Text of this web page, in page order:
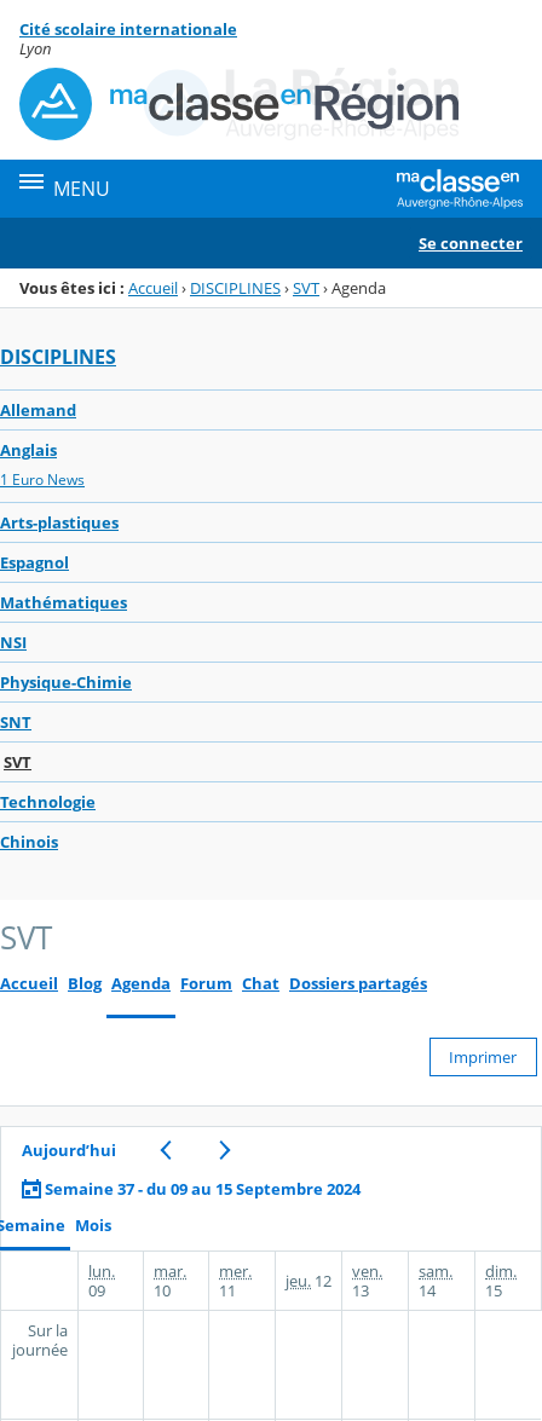
Menu de la rubrique
Contenu
Cité scolaire internationale
Lyon
MENU
Se connecter
Vous êtes ici : Accueil› DISCIPLINES›SVT›Agenda
DISCIPLINES
Allemand
Anglais
1 Euro News
Arts-plastiques
Espagnol
Mathématiques
NSI
Physique-Chimie
SNT
SVT
Technologie
Chinois
SVT
Accueil Blog Agenda Forum Chat Dossiers partagés
Imprimer
Aujourd’hui
Semaine 37 - du 09 au 15 Septembre 2024
Mois
lun.
09
mar.
10
mer.
11
jeu. 12
ven.
13
sam.
14
dim.
15
Sur la
journée